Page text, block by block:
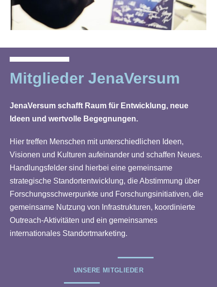
Mitglieder JenaVersum
JenaVersum schafft Raum für Entwicklung, neue
Ideen und wertvolle Begegnungen.
Hier treffen Menschen mit unterschiedlichen Ideen,
Visionen und Kulturen aufeinander und schaffen Neues.
Handlungsfelder sind hierbei eine gemeinsame
strategische Standortentwicklung, die Abstimmung über
Forschungsschwerpunkte und Forschungsinitiativen, die
gemeinsame Nutzung von Infrastrukturen, koordinierte
Outreach-Aktivitäten und ein gemeinsames
internationales Standortmarketing.
UNSERE MITGLIEDER